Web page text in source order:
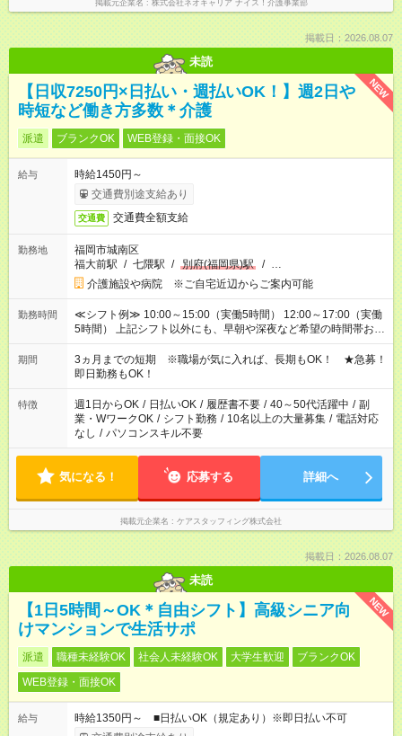
掲載元企業名 株式会社ネオキャリア ナイス！介護事業部
掲載日：2026.08.07
未読
NEW
【日収7250円×日払い・週払いOK！】週2日や
時短など働き方多数＊介護
派遣 ブランクOK WEB登録・面接OK
給与
時給1450円～
交通費別途支給あり
交通費 交通費全額支給
勤務地
福岡市城南区
福大前駅 / 七隈駅 / 別府(福岡県)駅 / …
介護施設や病院 ※ご自宅近辺からご案内可能
勤務時間
≪シフト例≫ 10:00～15:00（実働5時間） 12:00～17:00（実働
5時間） 上記シフト以外にも、早朝や深夜など希望の時間帯お聞
かせください！ 事前に担当からヒアリングもしますので、ご安
心ください！
期間
3ヵ月までの短期 ※職場が気に入れば、長期もOK！ ★急募！
即日勤務もOK！
特徴 週1日からOK / 日払いOK / 履歴書不要 / 40～50代活躍中 / 副
業・WワークOK / シフト勤務 / 10名以上の大量募集 / 電話対応
なし / パソコンスキル不要
気になる！ 応募する 詳細へ
掲載元企業名 ケアスタッフィング株式会社
掲載日：2026.08.07
未読
NEW
【1日5時間～OK＊自由シフト】高級シニア向
けマンションで生活サポ
派遣 職種未経験OK 社会人未経験OK 大学生歓迎
ブランクOK
WEB登録・面接OK
給与
時給1350円～ ■日払いOK（規定あり）※即日払い不可